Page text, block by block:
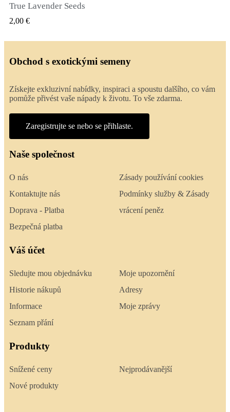
True Lavender Seeds
2,00 €
Obchod s exotickými semeny
Získejte exkluzivní nabídky, inspiraci a spoustu dalšího, co vám
pomůže přivést vaše nápady k životu. To vše zdarma.
Zaregistrujte se nebo se přihlaste.
Naše společnost
O nás
Kontaktujte nás
Doprava - Platba
Bezpečná platba
Zásady používání cookies
Podmínky služby & Zásady
vrácení peněz
Váš účet
Sledujte mou objednávku
Historie nákupů
Informace
Seznam přání
Moje upozornění
Adresy
Moje zprávy
Produkty
Snížené ceny
Nové produkty
Nejprodávanější